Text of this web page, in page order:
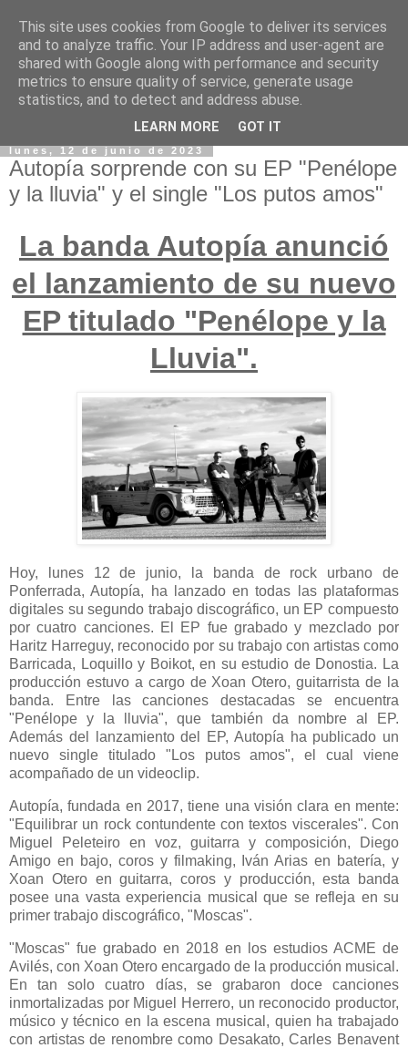
lunes, 12 de junio de 2023
Autopía sorprende con su EP "Penélope
y la lluvia" y el single "Los putos amos"
La banda Autopía anunció
el lanzamiento de su nuevo
EP titulado "Penélope y la
Lluvia".
Hoy, lunes 12 de junio, la banda de rock urbano de
Ponferrada, Autopía, ha lanzado en todas las plataformas
digitales su segundo trabajo discográfico, un EP compuesto
por cuatro canciones. El EP fue grabado y mezclado por
Haritz Harreguy, reconocido por su trabajo con artistas como
Barricada, Loquillo y Boikot, en su estudio de Donostia. La
producción estuvo a cargo de Xoan Otero, guitarrista de la
banda. Entre las canciones destacadas se encuentra
"Penélope y la lluvia", que también da nombre al EP.
Además del lanzamiento del EP, Autopía ha publicado un
nuevo single titulado "Los putos amos", el cual viene
acompañado de un videoclip.
Autopía, fundada en 2017, tiene una visión clara en mente:
"Equilibrar un rock contundente con textos viscerales". Con
Miguel Peleteiro en voz, guitarra y composición, Diego
Amigo en bajo, coros y filmaking, Iván Arias en batería, y
Xoan Otero en guitarra, coros y producción, esta banda
posee una vasta experiencia musical que se refleja en su
primer trabajo discográfico, "Moscas".
"Moscas" fue grabado en 2018 en los estudios ACME de
Avilés, con Xoan Otero encargado de la producción musical.
En tan solo cuatro días, se grabaron doce canciones
inmortalizadas por Miguel Herrero, un reconocido productor,
músico y técnico en la escena musical, quien ha trabajado
con artistas de renombre como Desakato, Carles Benavent
This site uses cookies from Google to deliver its services
and to analyze traffic. Your IP address and user-agent are
shared with Google along with performance and security
metrics to ensure quality of service, generate usage
statistics, and to detect and address abuse.
LEARN MORE GOT IT